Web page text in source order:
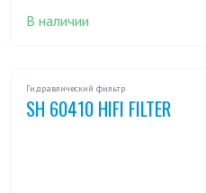
В наличии
Гидравлический фильтр
SH 60410 HIFI FILTER